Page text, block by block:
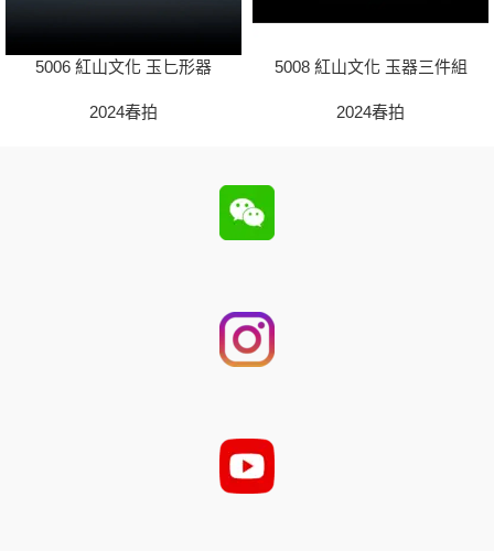
5006 紅山文化 玉匕形器
2024春拍
5008 紅山文化 玉器三件組
2024春拍